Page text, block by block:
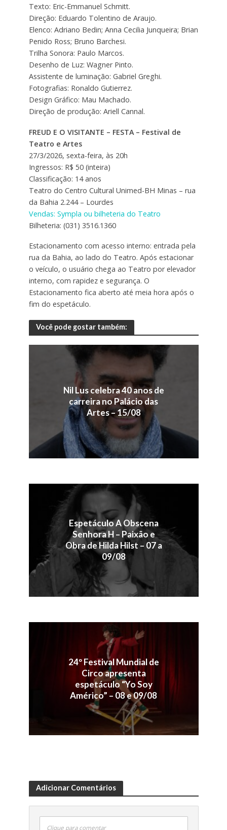
Texto: Eric-Emmanuel Schmitt.
Direção: Eduardo Tolentino de Araujo.
Elenco: Adriano Bedin; Anna Cecilia Junqueira; Brian
Penido Ross; Bruno Barchesi.
Trilha Sonora: Paulo Marcos.
Desenho de Luz: Wagner Pinto.
Assistente de luminação: Gabriel Greghi.
Fotografias: Ronaldo Gutierrez.
Design Gráfico: Mau Machado.
Direção de produção: Ariell Cannal.
FREUD E O VISITANTE – FESTA – Festival de
Teatro e Artes
27/3/2026, sexta-feira, às 20h
Ingressos: R$ 50 (inteira)
Classificação: 14 anos
Teatro do Centro Cultural Unimed-BH Minas – rua
da Bahia 2.244 – Lourdes
Vendas: Sympla ou bilheteria do Teatro
Bilheteria: (031) 3516.1360
Estacionamento com acesso interno: entrada pela
rua da Bahia, ao lado do Teatro. Após estacionar
o veículo, o usuário chega ao Teatro por elevador
interno, com rapidez e segurança. O
Estacionamento fica aberto até meia hora após o
fim do espetáculo.
Você pode gostar também:
Nil Lus celebra 40 anos de
carreira no Palácio das
Artes – 15/08
Espetáculo A Obscena
Senhora H – Paixão e
Obra de Hilda Hilst – 07 a
09/08
24º Festival Mundial de
Circo apresenta
espetáculo “Yo Soy
Américo” – 08 e 09/08
Adicionar Comentários
Clique para comentar